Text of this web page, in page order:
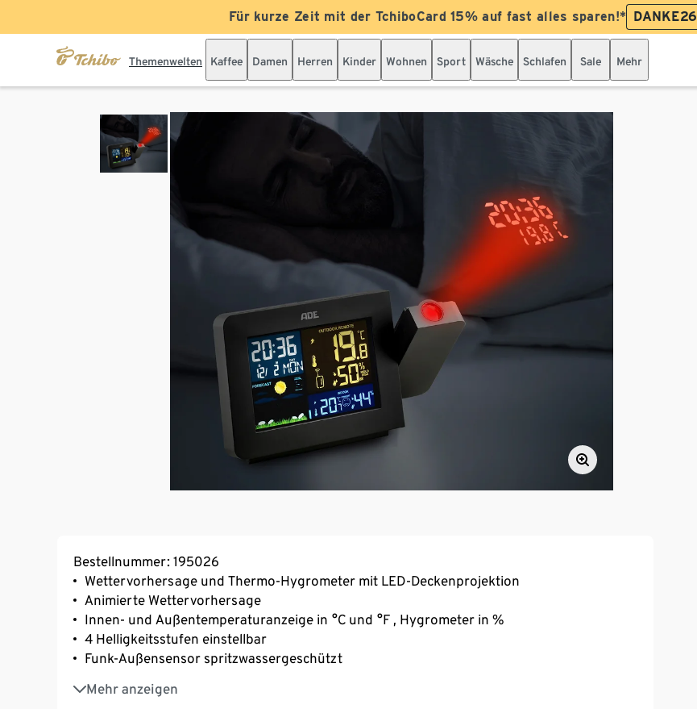
Für kurze Zeit mit der TchiboCard 15% auf fast alles sparen!* DANKE26
Themenwelten Kaffee Damen Herren Kinder Wohnen Sport Wäsche Schlafen Sale Mehr
Bestellnummer: 195026
Wettervorhersage und Thermo-Hygrometer mit LED-Deckenprojektion
Animierte Wettervorhersage
Innen- und Außentemperaturanzeige in °C und °F , Hygrometer in %
4 Helligkeitsstufen einstellbar
Funk-Außensensor spritzwassergeschützt
Mehr anzeigen
Übertragungsreichweite bis zu 60 m auf offener Fläche
Funkuhr (DCF-Zeitsignal) für automatische Einstellung der Uhrzeit